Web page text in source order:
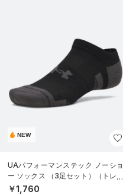
NEW
UAパフォーマンステック ノーショ
ー ソックス （3足セット）（トレー
ニング/UNISEX）
￥1,760